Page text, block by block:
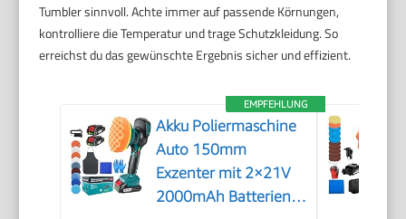
Tumbler sinnvoll. Achte immer auf passende Körnungen,
kontrolliere die Temperatur und trage Schutzkleidung. So
erreichst du das gewünschte Ergebnis sicher und effizient.
EMPFEHLUNG
Akku Poliermaschine
Auto 150mm
Exzenter mit 2×21V
2000mAh Batterien,